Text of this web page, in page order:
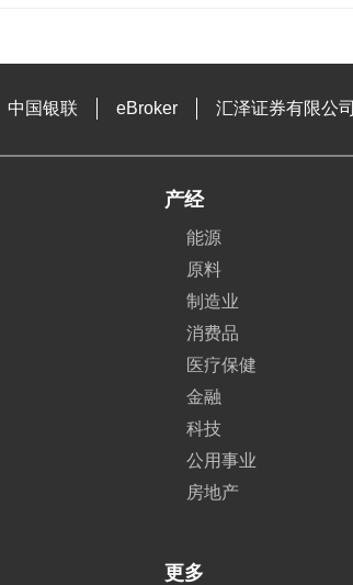
中国银联 eBroker 汇泽证券有限公司
产经
能源
原料
制造业
消费品
医疗保健
金融
科技
公用事业
房地产
更多